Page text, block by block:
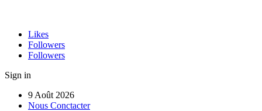
Likes
Followers
Followers
Sign in
9 Août 2026
Nous Conctacter